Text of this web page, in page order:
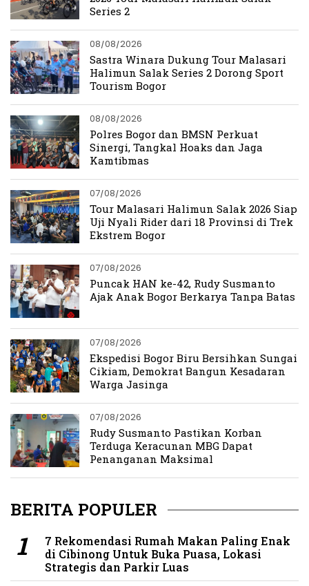
Series 2
08/08/2026
Sastra Winara Dukung Tour Malasari
Halimun Salak Series 2 Dorong Sport
Tourism Bogor
08/08/2026
Polres Bogor dan BMSN Perkuat
Sinergi, Tangkal Hoaks dan Jaga
Kamtibmas
07/08/2026
Tour Malasari Halimun Salak 2026 Siap
Uji Nyali Rider dari 18 Provinsi di Trek
Ekstrem Bogor
07/08/2026
Puncak HAN ke-42, Rudy Susmanto
Ajak Anak Bogor Berkarya Tanpa Batas
07/08/2026
Ekspedisi Bogor Biru Bersihkan Sungai
Cikiam, Demokrat Bangun Kesadaran
Warga Jasinga
07/08/2026
Rudy Susmanto Pastikan Korban
Terduga Keracunan MBG Dapat
Penanganan Maksimal
BERITA POPULER
7 Rekomendasi Rumah Makan Paling Enak
di Cibinong Untuk Buka Puasa, Lokasi
Strategis dan Parkir Luas